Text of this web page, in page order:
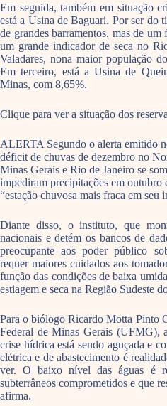
Em seguida, também em situação
está a Usina de Baguari. Por ser do
de grandes barramentos, mas de
um grande indicador de seca no
Valadares, nona maior população
Em terceiro, está a Usina de
Minas, com 8,65%.
Clique para ver a situação dos
ALERTA Segundo o alerta emitido
déficit de chuvas de dezembro no
Minas Gerais e Rio de Janeiro se
impediram precipitações em outubro
“estação chuvosa mais fraca em seu
Diante disso, o instituto, que
nacionais e detém os bancos de
preocupante aos poder público
requer maiores cuidados aos
função das condições de baixa
estiagem e seca na Região Sudeste
Para o biólogo Ricardo Motta Pinto
Federal de Minas Gerais (UFMG),
crise hídrica está sendo aguçada e
elétrica e de abastecimento é
ver. O baixo nível das águas é
subterrâneos comprometidos e que
afirma.